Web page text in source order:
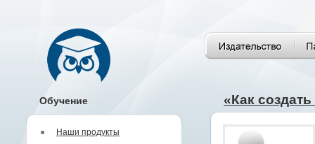
Обучение
Наши продукты
«Как